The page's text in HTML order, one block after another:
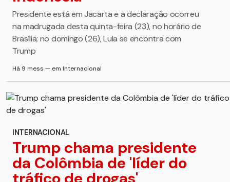
Presidente está em Jacarta e a declaração ocorreu
na madrugada desta quinta-feira (23), no horário de
Brasília; no domingo (26), Lula se encontra com
Trump
Há 9 mess — em Internacional
INTERNACIONAL
Trump chama presidente
da Colômbia de 'líder do